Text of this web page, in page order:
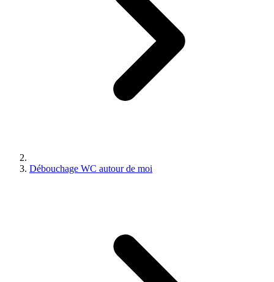
Débouchage WC autour de moi